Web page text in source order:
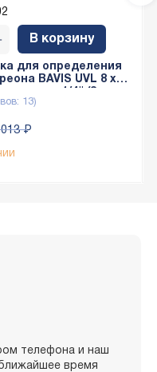
для определения
BAVIS UVL 8 x
13)
₽
В корзину
телефона и наш
время